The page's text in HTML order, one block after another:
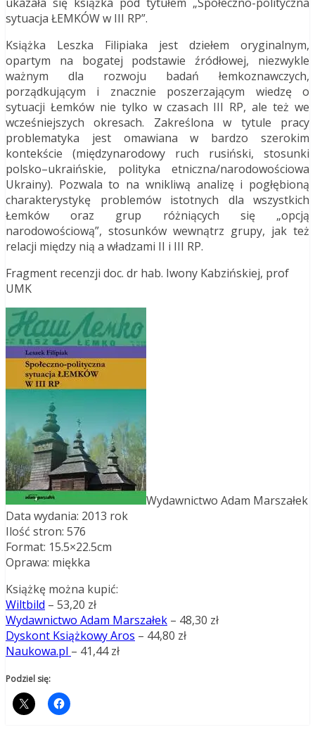
sytuacja ŁEMKÓW w III RP”.
Książka Leszka Filipiaka jest dziełem oryginalnym,
opartym na bogatej podstawie źródłowej, niezwykle
ważnym dla rozwoju badań łemkoznawczych,
porządkującym i znacznie poszerzającym wiedzę o
sytuacji Łemków nie tylko w czasach III RP, ale też we
wcześniejszych okresach. Zakreślona w tytule pracy
problematyka jest omawiana w bardzo szerokim
kontekście (międzynarodowy ruch rusiński, stosunki
polsko–ukraińskie, polityka etniczna/narodowościowa
Ukrainy). Pozwala to na wnikliwą analizę i pogłębioną
charakterystykę problemów istotnych dla wszystkich
Łemków oraz grup różniących się „opcją
narodowościową”, stosunków wewnątrz grupy, jak też
relacji między nią a władzami II i III RP.
Fragment recenzji doc. dr hab. Iwony Kabzińskiej, prof
UMK
Wydawnictwo Adam Marszałek
Data wydania: 2013 rok
Ilość stron: 576
Format: 15.5×22.5cm
Oprawa: miękka
Książkę można kupić:
Wiltbild – 53,20 zł
Wydawnictwo Adam Marszałek – 48,30 zł
Dyskont Książkowy Aros – 44,80 zł
Naukowa.pl – 41,44 zł
Podziel się: